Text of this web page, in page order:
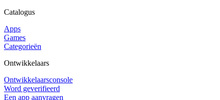
Catalogus
Apps
Games
Categorieën
Ontwikkelaars
Ontwikkelaarsconsole
Word geverifieerd
Een app aanvragen